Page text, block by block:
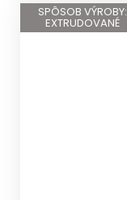
SPÔSOB VÝROBY:
EXTRUDOVANÉ